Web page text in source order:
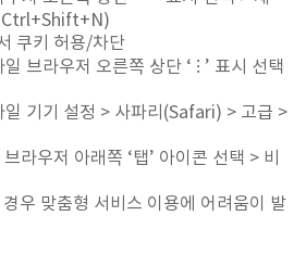
Ctrl+Shift+N)
쿠키 허용/차단
브라우저 오른쪽 상단 ‘ ⁝ ’ 표시 선택
기기 설정 > 사파리(Safari) > 고급 >
라우저 아래쪽 ‘탭’ 아이콘 선택 > 비
우 맞춤형 서비스 이용에 어려움이 발